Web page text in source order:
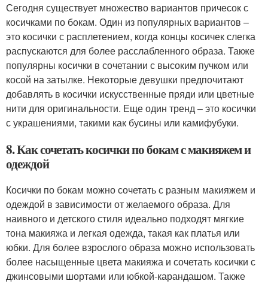
Сегодня существует множество вариантов причесок с
косичками по бокам. Один из популярных вариантов –
это косички с расплетением, когда концы косичек слегка
распускаются для более расслабленного образа. Также
популярны косички в сочетании с высоким пучком или
косой на затылке. Некоторые девушки предпочитают
добавлять в косички искусственные пряди или цветные
нити для оригинальности. Еще один тренд – это косички
с украшениями, такими как бусины или камифубуки.
8. Как сочетать косички по бокам с макияжем и
одеждой
Косички по бокам можно сочетать с разным макияжем и
одеждой в зависимости от желаемого образа. Для
наивного и детского стиля идеально подходят мягкие
тона макияжа и легкая одежда, такая как платья или
юбки. Для более взрослого образа можно использовать
более насыщенные цвета макияжа и сочетать косички с
джинсовыми шортами или юбкой-карандашом. Также